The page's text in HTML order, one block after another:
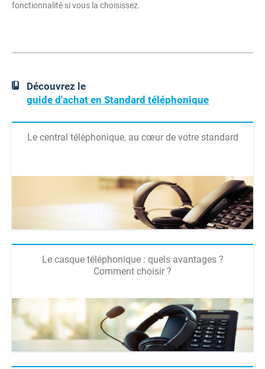
fonctionnalité si vous la choisissez.
Découvrez le
guide d'achat en Standard téléphonique
Le central téléphonique, au cœur de votre standard
Le casque téléphonique : quels avantages ?
Comment choisir ?